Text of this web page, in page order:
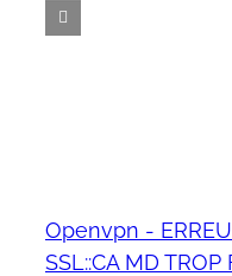
Openvpn -
SSL::CA MD TROP